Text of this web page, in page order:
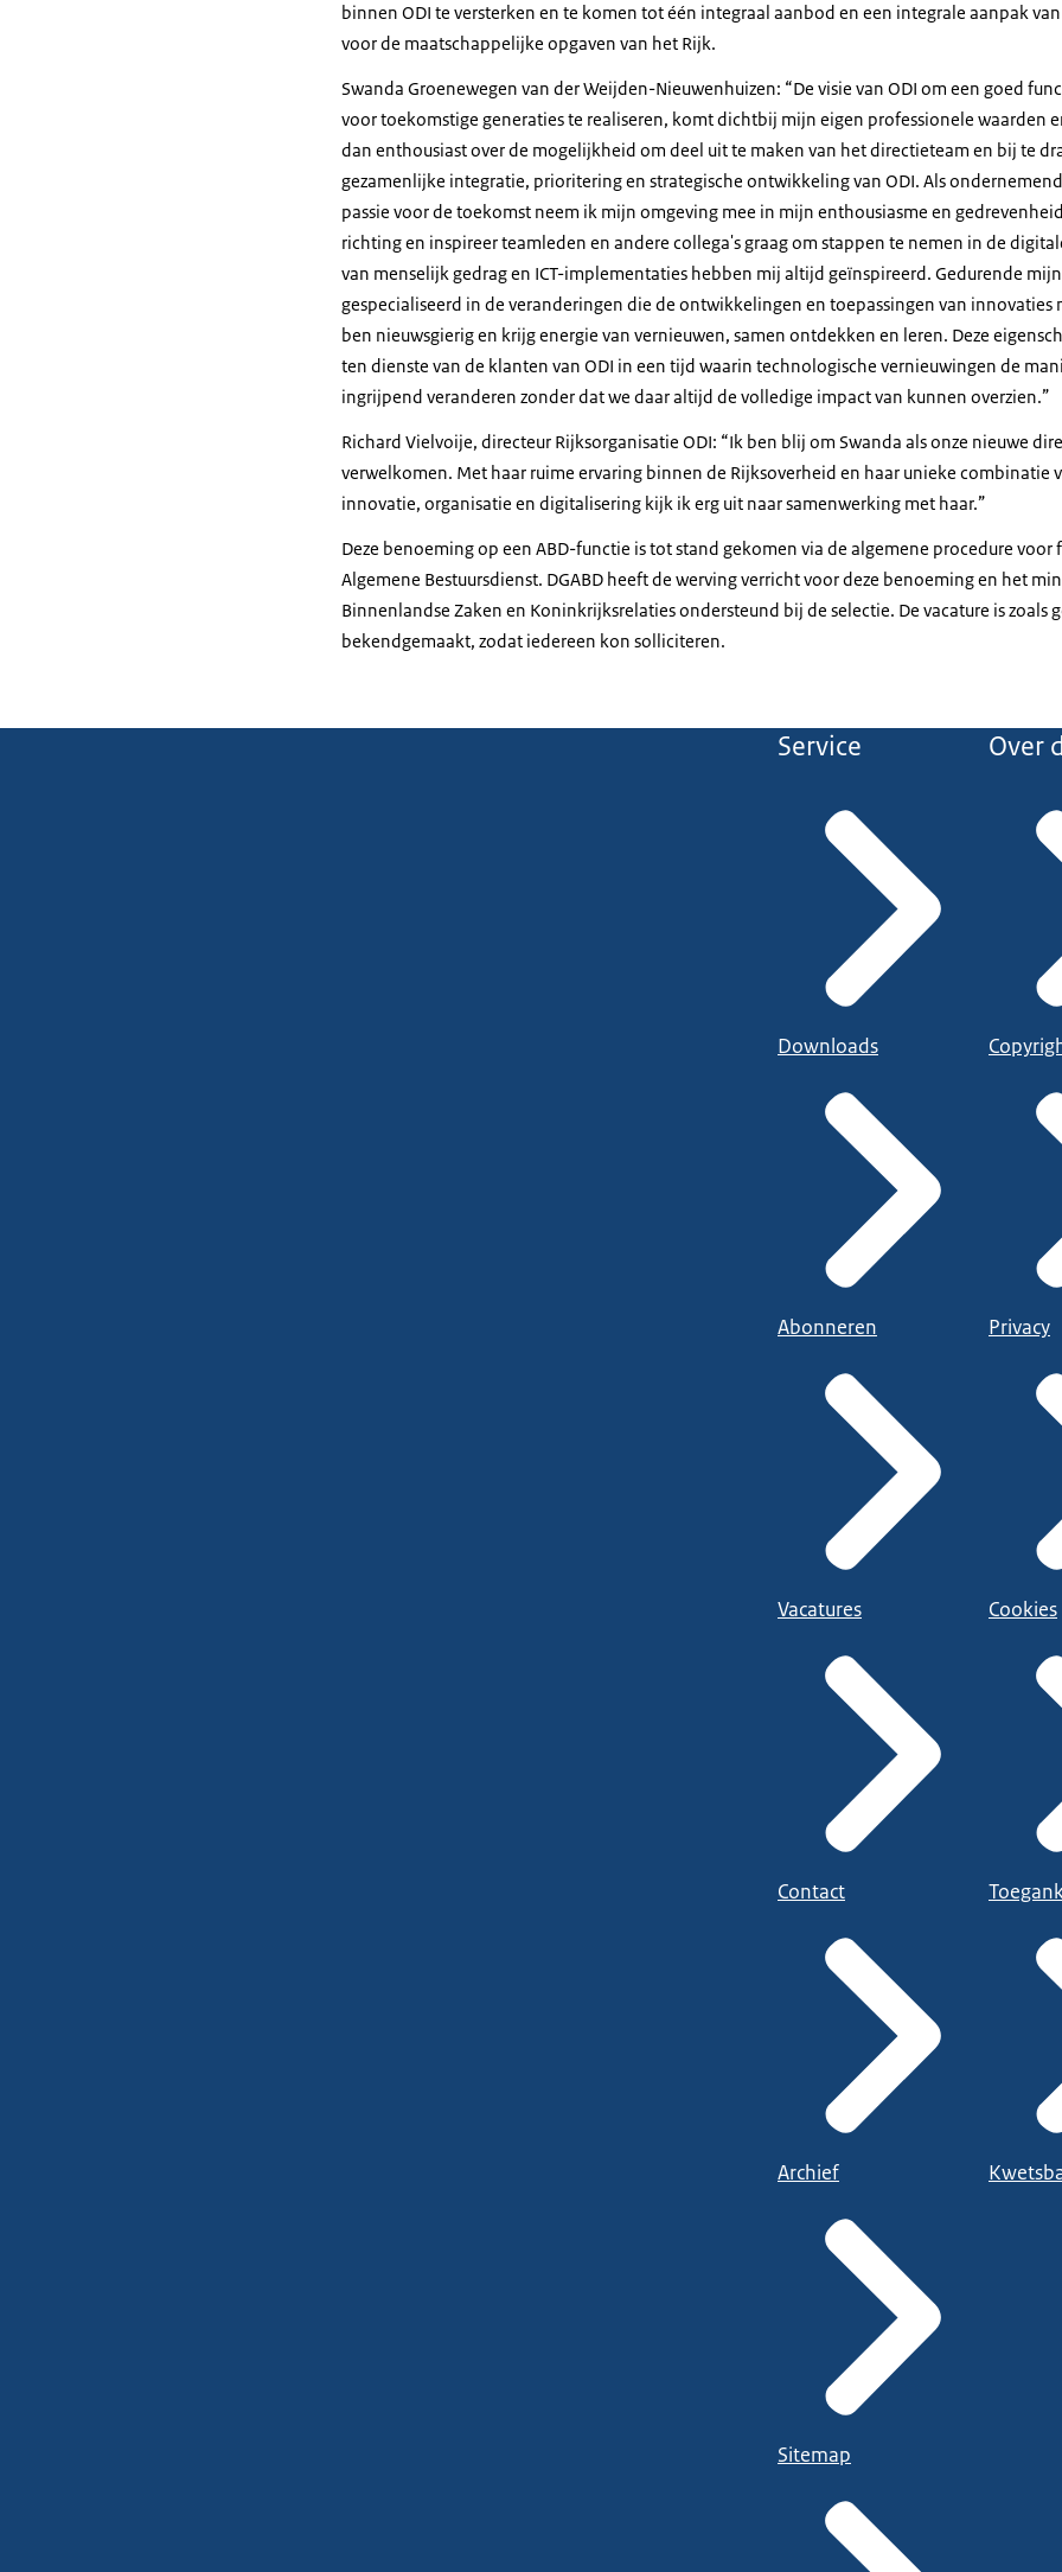
binnen ODI te versterken en te komen tot één integraal aanbod en een integrale aanpak
voor de maatschappelijke opgaven van het Rijk.
Swanda Groenewegen van der Weijden-Nieuwenhuizen: “De visie van ODI om een goed
voor toekomstige generaties te realiseren, komt dichtbij mijn eigen professionele waarden
dan enthousiast over de mogelijkheid om deel uit te maken van het directieteam en bij te
gezamenlijke integratie, prioritering en strategische ontwikkeling van ODI. Als
passie voor de toekomst neem ik mijn omgeving mee in mijn enthousiasme en
richting en inspireer teamleden en andere collega's graag om stappen te nemen in de
van menselijk gedrag en ICT-implementaties hebben mij altijd geïnspireerd. Gedurende
gespecialiseerd in de veranderingen die de ontwikkelingen en toepassingen van innovaties
ben nieuwsgierig en krijg energie van vernieuwen, samen ontdekken en leren. Deze
ten dienste van de klanten van ODI in een tijd waarin technologische vernieuwingen de
ingrijpend veranderen zonder dat we daar altijd de volledige impact van kunnen overzien.”
Richard Vielvoije, directeur Rijksorganisatie ODI: “Ik ben blij om Swanda als onze nieuwe
verwelkomen. Met haar ruime ervaring binnen de Rijksoverheid en haar unieke combinatie
innovatie, organisatie en digitalisering kijk ik erg uit naar samenwerking met haar.”
Deze benoeming op een ABD-functie is tot stand gekomen via de algemene procedure voor
Algemene Bestuursdienst. DGABD heeft de werving verricht voor deze benoeming en het
Binnenlandse Zaken en Koninkrijksrelaties ondersteund bij de selectie. De vacature is zoals
bekendgemaakt, zodat iedereen kon solliciteren.
Service
Downloads
Abonneren
Vacatures
Contact
Archief
Sitemap
Over
Privacy
Cookies